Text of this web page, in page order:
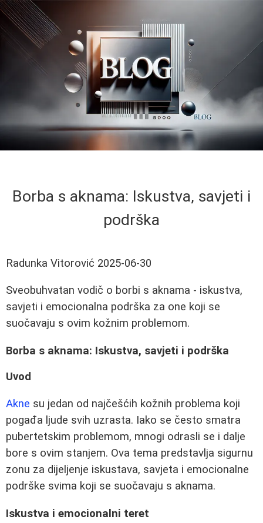
Borba s aknama: Iskustva, savjeti i
podrška
Radunka Vitorović 2025-06-30
Sveobuhvatan vodič o borbi s aknama - iskustva,
savjeti i emocionalna podrška za one koji se
suočavaju s ovim kožnim problemom.
Borba s aknama: Iskustva, savjeti i podrška
Uvod
Akne su jedan od najčešćih kožnih problema koji
pogađa ljude svih uzrasta. Iako se često smatra
pubertetskim problemom, mnogi odrasli se i dalje
bore s ovim stanjem. Ova tema predstavlja sigurnu
zonu za dijeljenje iskustava, savjeta i emocionalne
podrške svima koji se suočavaju s aknama.
Iskustva i emocionalni teret